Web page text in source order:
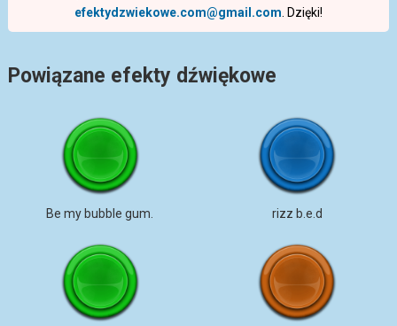
efektydzwiekowe.com@gmail.com . Dzięki!
Powiązane efekty dźwiękowe
Be my bubble gum. rizz b.e.d